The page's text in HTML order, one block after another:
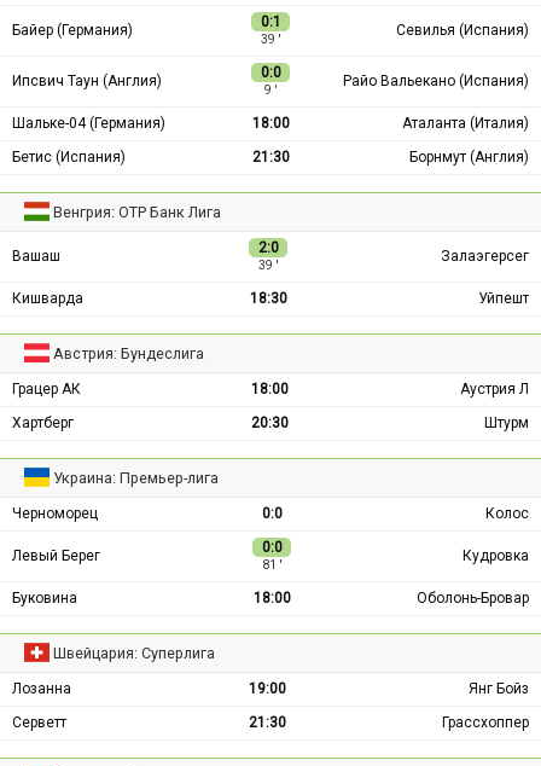
Байер (Германия) 0:1
39 ′
Севилья (Испания)
Ипсвич Таун (Англия) 0:0
9 ′
Райо Вальекано (Испания)
Шальке-04 (Германия) 18:00
Аталанта (Италия)
Бетис (Испания)
21:30 Борнмут (Англия)
Венгрия: ОТР Банк Лига
Вашаш 2:0
39 ′
Залаэгерсег
Кишварда 18:30 Уйпешт
Австрия: Бундеслига
Грацер АК 18:00
Аустрия Л
Хартберг
20:30 Штурм
Украина: Премьер-лига
Черноморец 0:0 Колос
Левый Берег 0:0
81 ′
Кудровка
Буковина 18:00 Оболонь-Бровар
Швейцария: Суперлига
Лозанна 19:00
Янг Бойз
Серветт
21:30 Грассхоппер